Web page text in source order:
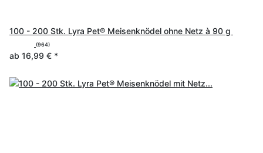
100 - 200 Stk. Lyra Pet® Meisenknödel ohne Netz à 90 g
(964)
ab 16,99 € *